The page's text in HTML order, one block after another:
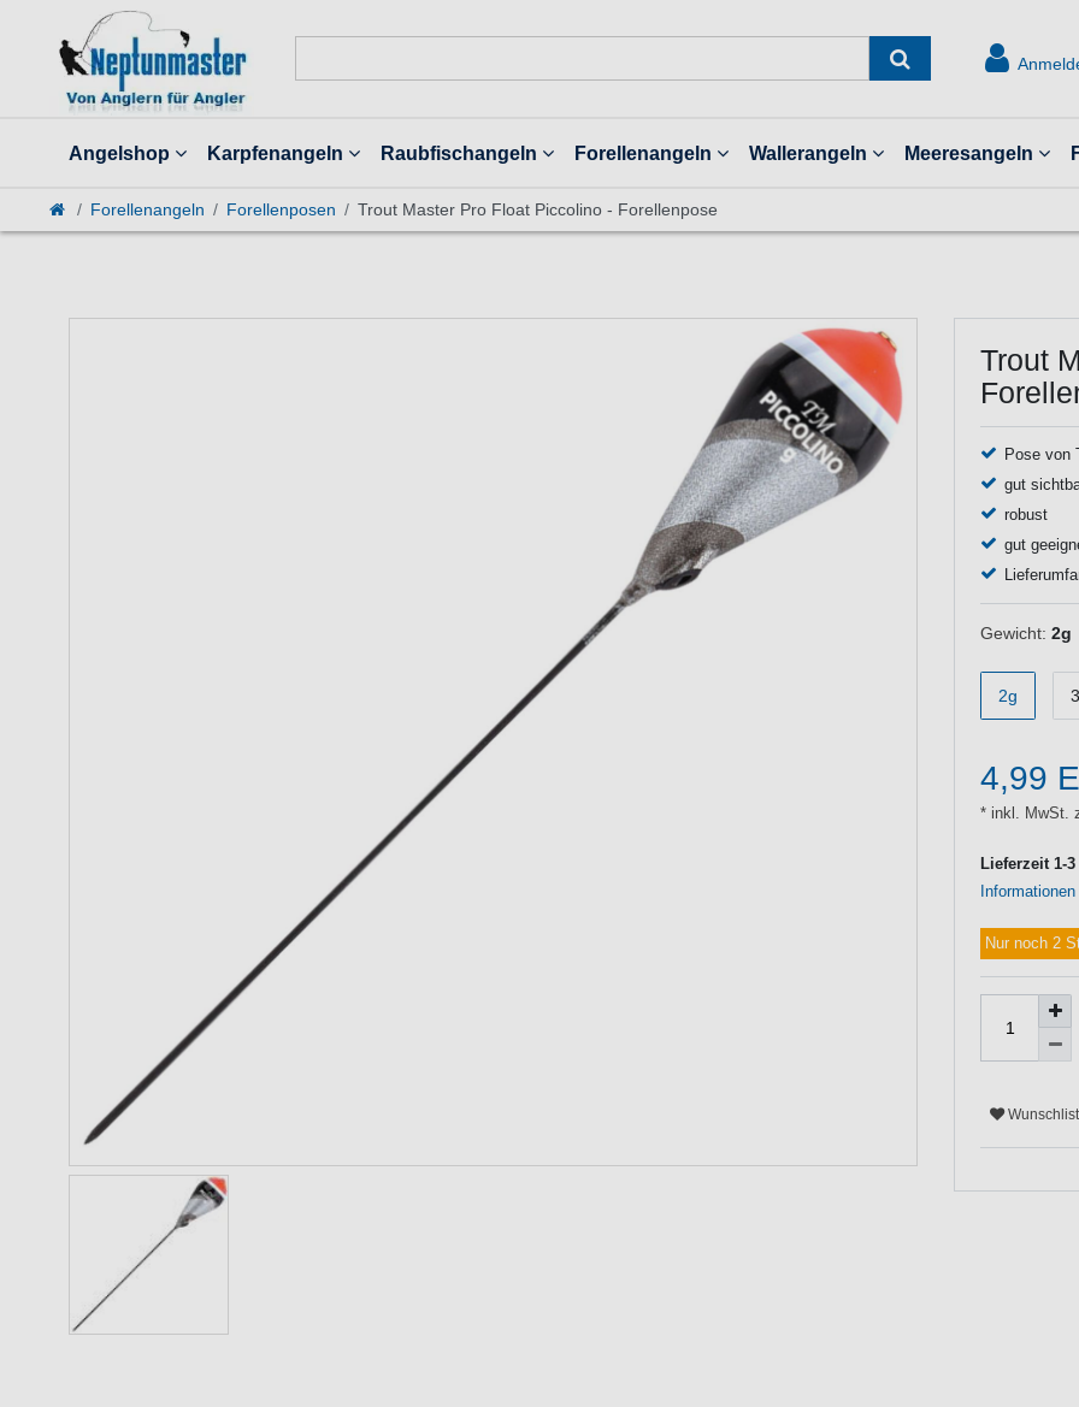
Angelshop Karpfenangeln Raubfischangeln Forellenangeln Wallerangeln Meeresangeln
Forellenangeln Forellenposen Trout Master Pro Float Piccolino - Forellenpose
Trout
Pose von
gut
robust
gut
Gewicht: 2g
2g
4,99
* inkl. MwSt.
Lieferzeit 1-
Nur noch 2